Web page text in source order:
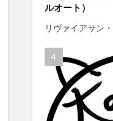
ルオート）
リヴァイアサン